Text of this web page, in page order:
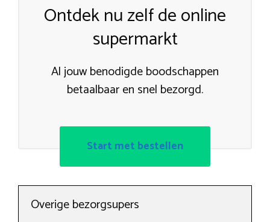
Ontdek nu zelf de online
supermarkt
Al jouw benodigde boodschappen
betaalbaar en snel bezorgd.
Start met bestellen
Overige bezorgsupers